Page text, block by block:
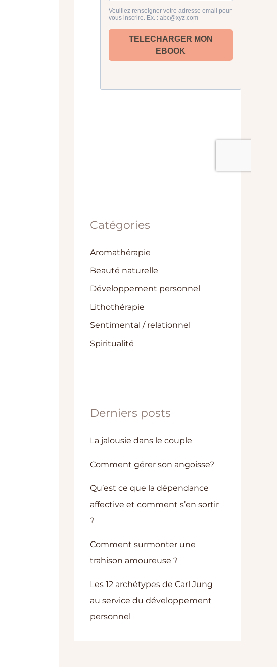
Catégories
Aromathérapie
Beauté naturelle
Développement personnel
Lithothérapie
Sentimental / relationnel
Spiritualité
Derniers posts
La jalousie dans le couple
Comment gérer son angoisse?
Qu’est ce que la dépendance
affective et comment s’en sortir
?
Comment surmonter une
trahison amoureuse ?
Les 12 archétypes de Carl Jung
au service du développement
personnel